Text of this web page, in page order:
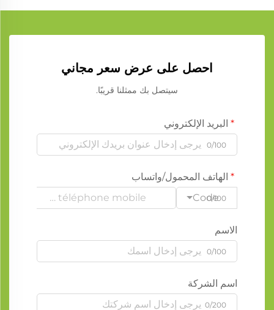
احصل على عرض سعر مجاني
سيتصل بك ممثلنا قريبًا.
البريد الإلكتروني
0/100
الهاتف المحمول/واتساب
Code
0/100
الاسم
0/100
اسم الشركة
0/200